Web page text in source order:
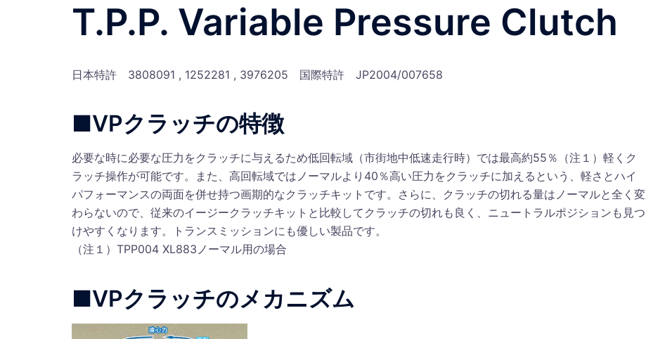
T.P.P. Variable Pressure Clutch
日本特許 3808091 , 1252281 , 3976205 国際特許 JP2004/007658
■VPクラッチの特徴
必要な時に必要な圧力をクラッチに与えるため低回転域（市街地中低速走行時）では最高約55％（注１）軽くク
ラッチ操作が可能です。また、高回転域ではノーマルより40％高い圧力をクラッチに加えるという、軽さとハイ
パフォーマンスの両面を併せ持つ画期的なクラッチキットです。さらに、クラッチの切れる量はノーマルと全く変
わらないので、従来のイージークラッチキットと比較してクラッチの切れも良く、ニュートラルポジションも見つ
けやすくなります。トランスミッションにも優しい製品です。
（注１）TPP004 XL883ノーマル用の場合
■VPクラッチのメカニズム